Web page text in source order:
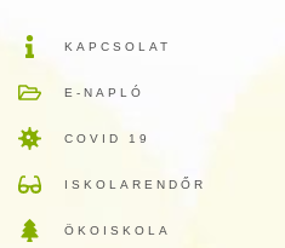
KAPCSOLAT
E-NAPLÓ
COVID 19
ISKOLARENDŐR
ÖKOISKOLA